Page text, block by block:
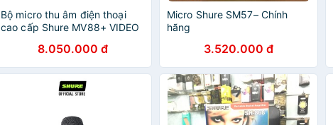
Bộ micro thu âm điện thoại
cao cấp Shure MV88+ VIDEO
cho thu âm chuyên nghiệp
cho các Vlog
8.050.000 đ
Micro Shure SM57– Chính
hãng
3.520.000 đ